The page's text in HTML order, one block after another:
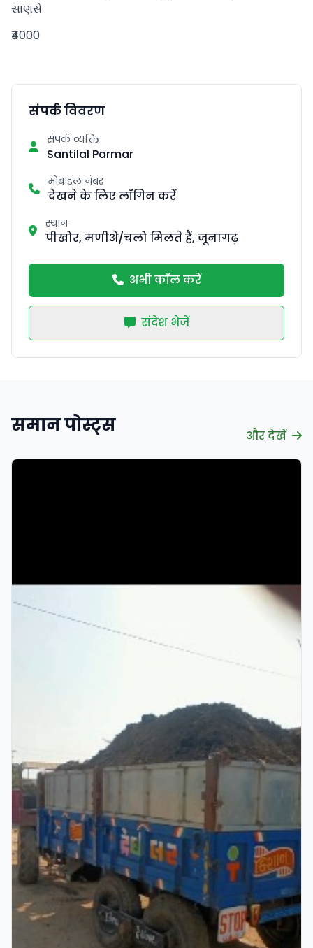
સાણસે
₹4000
संपर्क विवरण
संपर्क व्यक्ति
Santilal Parmar
मोबाइल नंबर
देखने के लिए लॉगिन करें
स्थान
पीखोर, मणीअे/चलो मिलते हैं, जूनागढ़
अभी कॉल करें
संदेश भेजें
समान पोस्ट्स और देखें